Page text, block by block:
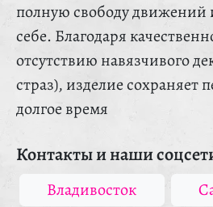
полную свободу движений
себе. Благодаря
отсутствию навязчивого
страз), изделие сохраняет
долгое время
Контакты и наши
Владивосток